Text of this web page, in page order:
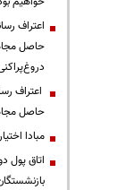
اعتراف
حاصل
اعتراف
حاصل
مبادا
اتاق پول